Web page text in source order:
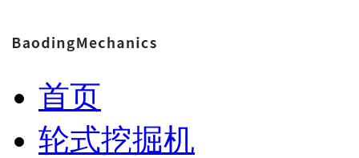
首页
轮式挖掘机